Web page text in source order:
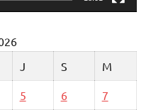
J S M
5 6 7